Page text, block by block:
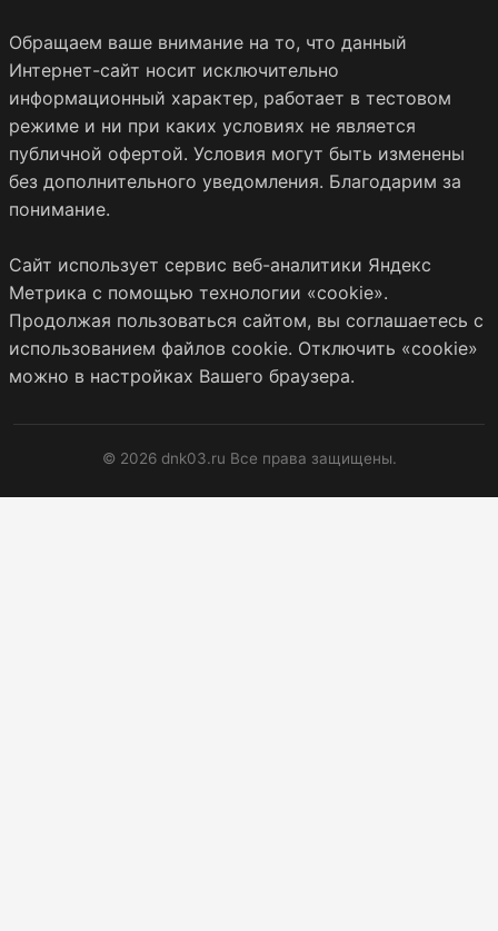
Обращаем ваше внимание на то, что данный
Интернет-сайт носит исключительно
информационный характер, работает в тестовом
режиме и ни при каких условиях не является
публичной офертой. Условия могут быть изменены
без дополнительного уведомления. Благодарим за
понимание.
Сайт использует сервис веб-аналитики Яндекс
Метрика с помощью технологии «cookie».
Продолжая пользоваться сайтом, вы соглашаетесь с
использованием файлов cookie. Отключить «cookie»
можно в настройках Вашего браузера.
© 2026 dnk03.ru Все права защищены.